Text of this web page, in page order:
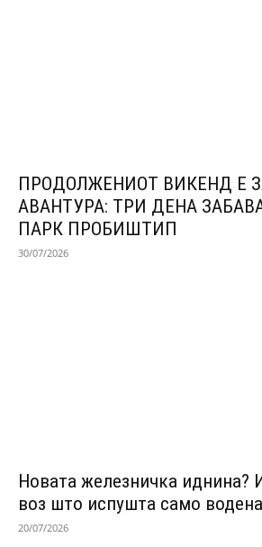
ПРОДОЛЖЕНИОТ ВИКЕНД Е
АВАНТУРА: ТРИ ДЕНА
ПАРК ПРОБИШТИП
30/07/2026
Новата железничка иднина?
воз што испушта само
20/07/2026